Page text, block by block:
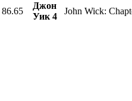
86.65
Джон
Уик 4
John Wick: